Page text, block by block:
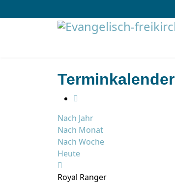
Terminkalender
Nach Jahr
Nach Monat
Nach Woche
Heute
Royal Ranger